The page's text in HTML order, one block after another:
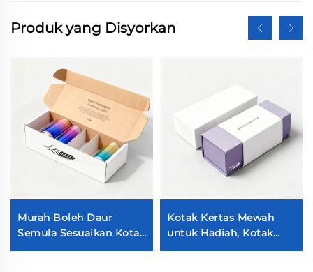
Produk yang Disyorkan
Murah Boleh Daur
Semula Sesuaikan Kotak
Penghantaran Teguh
Kotak Kertas Mewah
untuk Hadiah, Kotak
Pembungkusan